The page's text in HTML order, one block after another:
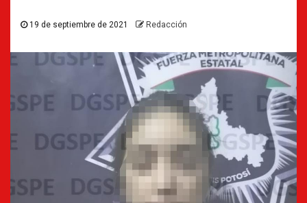
19 de septiembre de 2021 Redacción